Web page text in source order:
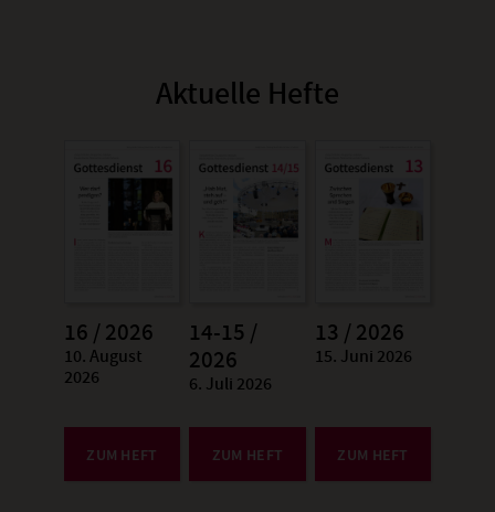
Aktuelle Hefte
16 / 2026
:
10. August
2026
ZUM HEFT
14-15 /
2026
:
6. Juli 2026
ZUM HEFT
13 / 2026
:
15. Juni 2026
ZUM HEFT